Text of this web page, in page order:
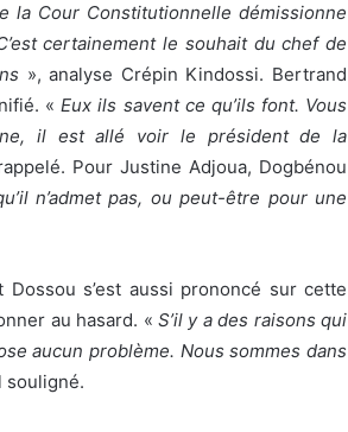
la Cour Constitutionnelle démissionne
certainement le souhait du chef de
», analyse Crépin Kindossi. Bertrand
«Eux ils savent ce qu’ils font. Vous
il est allé voir le président de la
Pour Justine Adjoua, Dogbénou
n’admet pas, ou peut-être pour une
s’est aussi prononcé sur cette
au hasard. «S’il y a des raisons qui
aucun problème. Nous sommes dans
souligné.